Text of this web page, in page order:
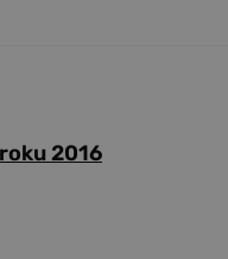
2016